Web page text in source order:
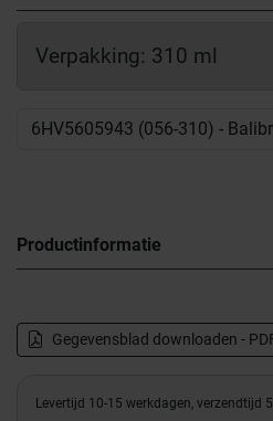
Verpakking: 310 ml
Productinformatie
Gegevensblad downloaden -
Levertijd 10-15 werkdagen, verzendtijd